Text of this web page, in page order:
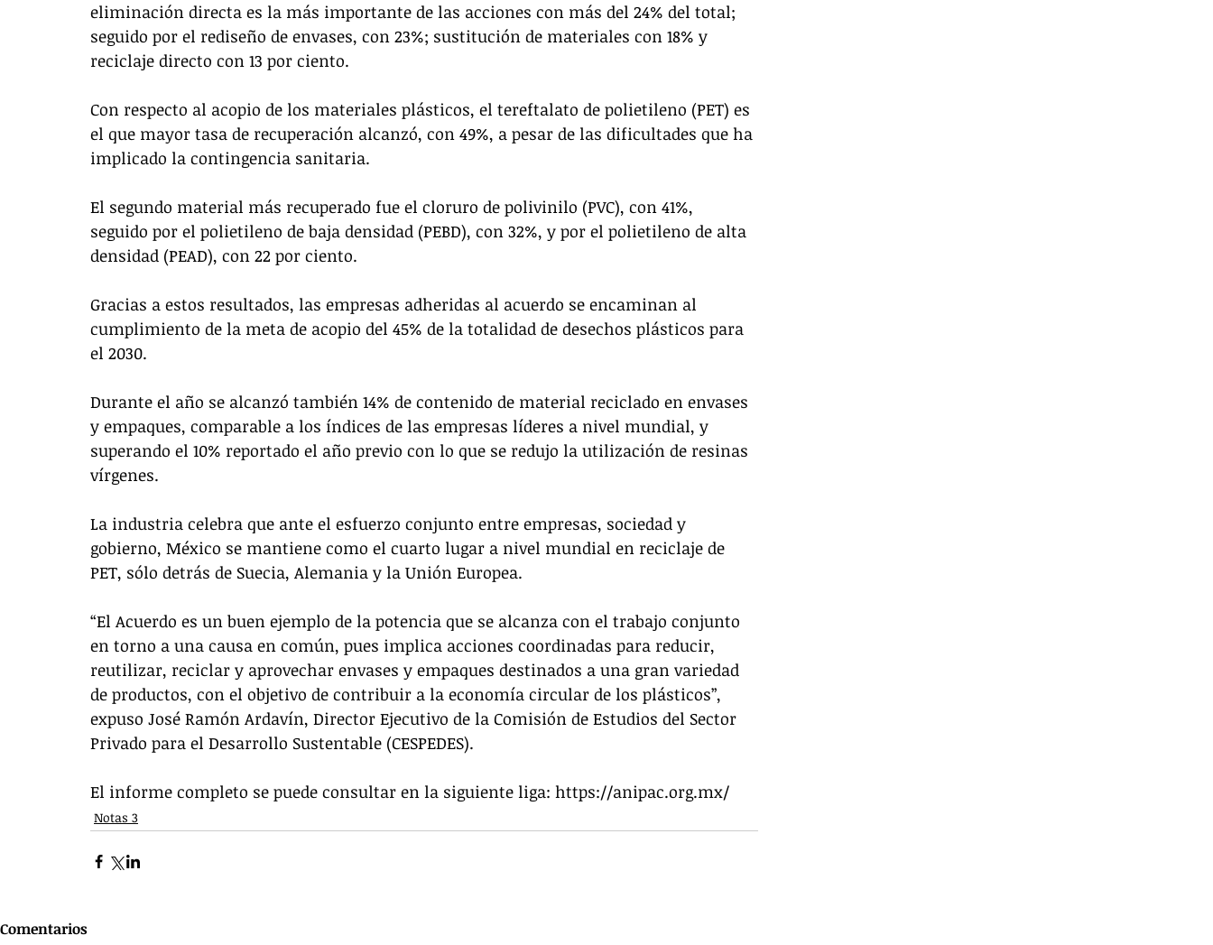
eliminación directa es la más importante de las acciones con más del 24% del total;
seguido por el rediseño de envases, con 23%; sustitución de materiales con 18% y
reciclaje directo con 13 por ciento.
Con respecto al acopio de los materiales plásticos, el tereftalato de polietileno (PET) es
el que mayor tasa de recuperación alcanzó, con 49%, a pesar de las dificultades que ha
implicado la contingencia sanitaria.
El segundo material más recuperado fue el cloruro de polivinilo (PVC), con 41%,
seguido por el polietileno de baja densidad (PEBD), con 32%, y por el polietileno de alta
densidad (PEAD), con 22 por ciento.
Gracias a estos resultados, las empresas adheridas al acuerdo se encaminan al
cumplimiento de la meta de acopio del 45% de la totalidad de desechos plásticos para
el 2030.
Durante el año se alcanzó también 14% de contenido de material reciclado en envases
y empaques, comparable a los índices de las empresas líderes a nivel mundial, y
superando el 10% reportado el año previo con lo que se redujo la utilización de resinas
vírgenes.
La industria celebra que ante el esfuerzo conjunto entre empresas, sociedad y
gobierno, México se mantiene como el cuarto lugar a nivel mundial en reciclaje de
PET, sólo detrás de Suecia, Alemania y la Unión Europea.
“El Acuerdo es un buen ejemplo de la potencia que se alcanza con el trabajo conjunto
en torno a una causa en común, pues implica acciones coordinadas para reducir,
reutilizar, reciclar y aprovechar envases y empaques destinados a una gran variedad
de productos, con el objetivo de contribuir a la economía circular de los plásticos”,
expuso José Ramón Ardavín, Director Ejecutivo de la Comisión de Estudios del Sector
Privado para el Desarrollo Sustentable (CESPEDES).
El informe completo se puede consultar en la siguiente liga: https://anipac.org.mx/
Notas 3
Comentarios